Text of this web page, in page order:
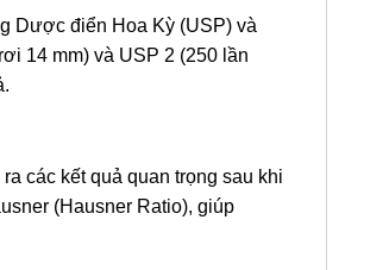
Dược điển Hoa Kỳ (USP) và
14 mm) và USP 2 (250 lần
các kết quả quan trọng sau khi
(Hausner Ratio), giúp